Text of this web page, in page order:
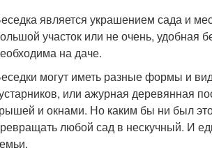
является украшением сада и
участок или не очень, удобная
на даче.
могут иметь разные формы и
или ажурная деревянная
и окнами. Но каким бы ни был
любой сад в нескучный. И